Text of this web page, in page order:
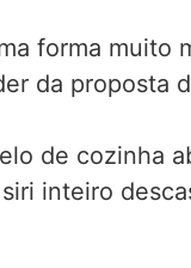
forma muito
da proposta
de cozinha
inteiro